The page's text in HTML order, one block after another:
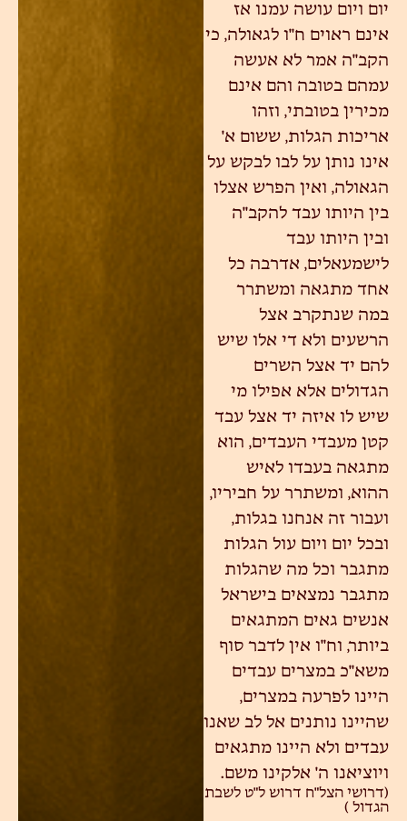
יום ויום עושה עמנו אז
אינם ראוים ח"ו לגאולה, כי
הקב"ה אמר לא אעשה
עמהם בטובה והם אינם
מכירין בטובתי, וזהו
אריכות הגלות, ששום א'
אינו נותן על לבו לבקש על
הגאולה, ואין הפרש אצלו
בין היותו עבד להקב"ה
ובין היותו עבד
לישמעאלים, אדרבה כל
אחד מתגאה ומשתרר
במה שנתקרב אצל
הרשעים ולא די אלו שיש
להם יד אצל השרים
הגדולים אלא אפילו מי
שיש לו איזה יד אצל עבד
קטן מעבדי העבדים, הוא
מתגאה בעבדו לאיש
ההוא, ומשתרר על חביריו,
ועבור זה אנחנו בגלות,
ובכל יום ויום עול הגלות
מתגבר וכל מה שהגלות
מתגבר נמצאים בישראל
אנשים גאים המתגאים
ביותר, וח"ו אין לדבר סוף
משא"כ במצרים עבדים
היינו לפרעה במצרים,
שהיינו נותנים אל לב שאנו
עבדים ולא היינו מתגאים
ויוציאנו ה' אלקינו משם.
(דרושי הצל"ח דרוש ל"ט לשבת
הגדול )